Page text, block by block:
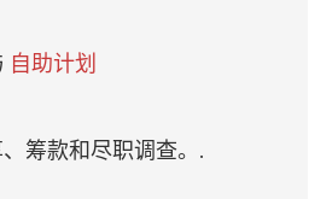
自助计划
筹款和尽职调查。.